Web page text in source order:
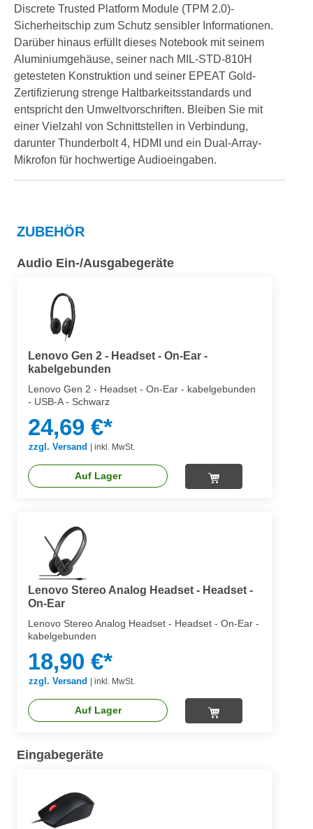
Discrete Trusted Platform Module (TPM 2.0)-
Sicherheitschip zum Schutz sensibler Informationen.
Darüber hinaus erfüllt dieses Notebook mit seinem
Aluminiumgehäuse, seiner nach MIL-STD-810H
getesteten Konstruktion und seiner EPEAT Gold-
Zertifizierung strenge Haltbarkeitsstandards und
entspricht den Umweltvorschriften. Bleiben Sie mit
einer Vielzahl von Schnittstellen in Verbindung,
darunter Thunderbolt 4, HDMI und ein Dual-Array-
Mikrofon für hochwertige Audioeingaben.
ZUBEHÖR
Audio Ein-/Ausgabegeräte
Lenovo Gen 2 - Headset - On-Ear -
kabelgebunden
Lenovo Gen 2 - Headset - On-Ear - kabelgebunden
- USB-A - Schwarz
24,69 €*
zzgl. Versand | inkl. MwSt.
Auf Lager
Lenovo Stereo Analog Headset - Headset -
On-Ear
Lenovo Stereo Analog Headset - Headset - On-Ear -
kabelgebunden
18,90 €*
zzgl. Versand inkl. MwSt.
Auf Lager
Eingabegeräte